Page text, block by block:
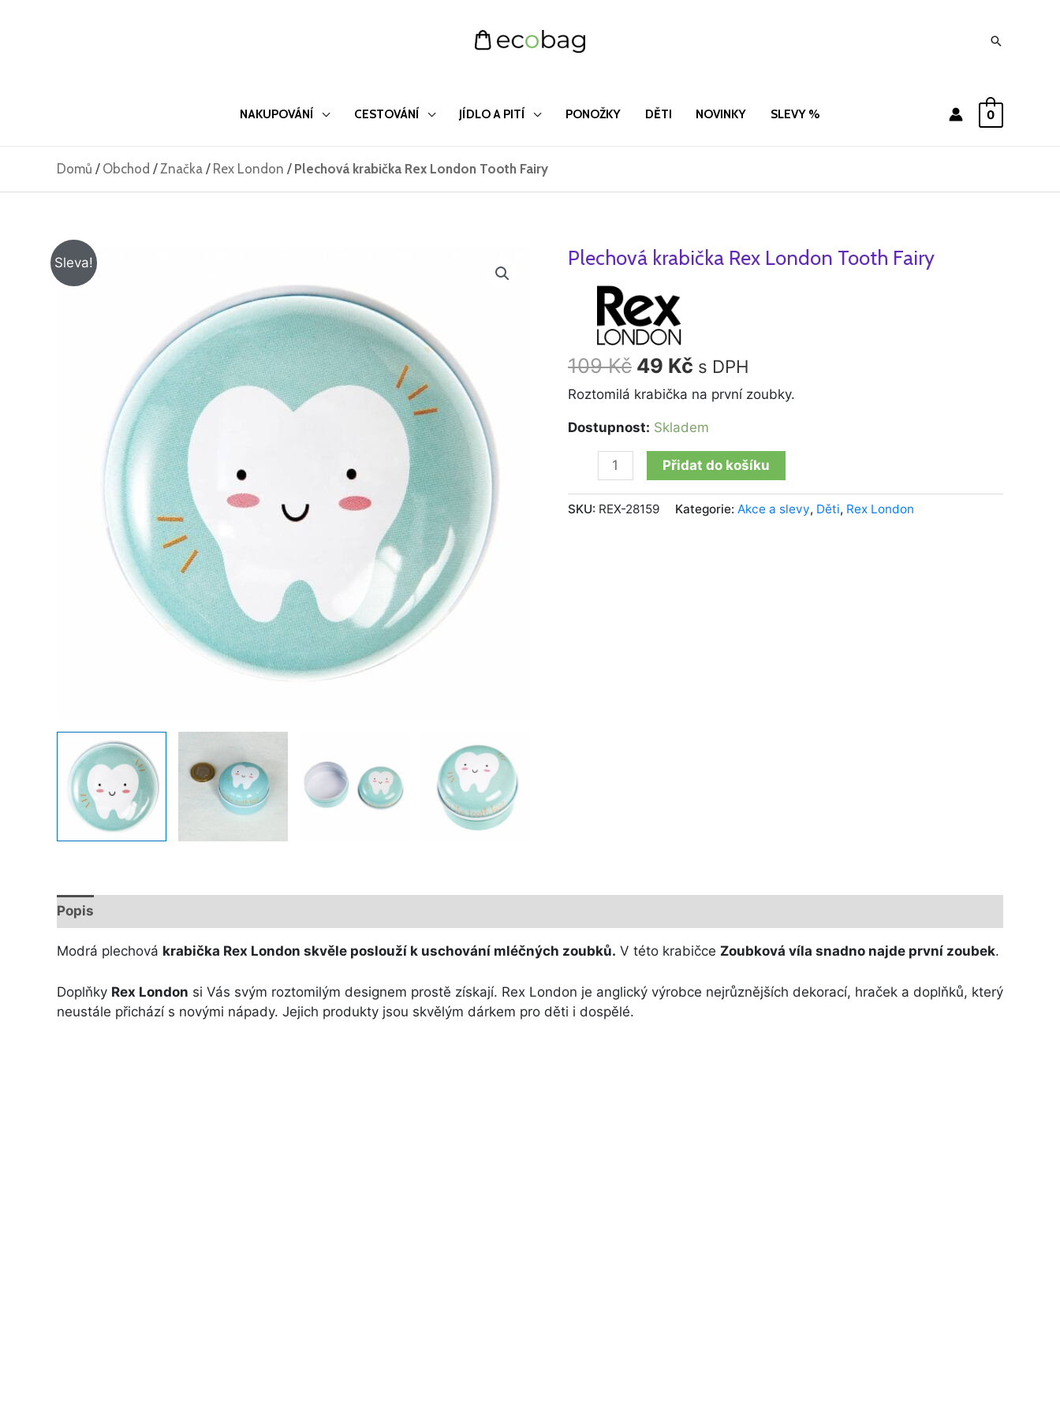
Hledat
NAKUPOVÁNÍ CESTOVÁNÍ JÍDLO A PITÍ PONOŽKY DĚTI NOVINKY SLEVY % 0
Domů / Obchod /Značka / Rex London / Plechová krabička Rex London Tooth Fairy
Sleva! Plechová krabička Rex London Tooth Fairy
109Kč
Původní
cena
byla:
109 Kč.
49 Kč
Aktuální
s DPH
Roztomilá krabička na první zoubky.
Dostupnost: Skladem
Plechová
London
Tooth
množství
Přidat do košíku
SKU: REX-28159 Kategorie: Akce a slevy, Děti, Rex London
Popis
Modrá plechová krabička Rex London skvěle poslouží k uschování mléčných zoubků. V této krabičce Zoubková víla snadno najde první zoubek.
Doplňky Rex London si Vás svým roztomilým designem prostě získají. Rex London je anglický výrobce nejrůznějších dekorací, hraček a doplňků, který
neustále přichází s novými nápady. Jejich produkty jsou skvělým dárkem pro děti i dospělé.